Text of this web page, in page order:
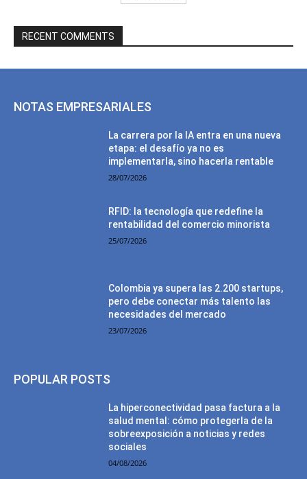
RECENT COMMENTS
NOTAS EMPRESARIALES
La carrera por la IA entra en una nueva
etapa: el desafío ya no es
implementarla, sino hacerla rentable
28/07/2026
RFID: la tecnología que redefine la
rentabilidad del comercio minorista
25/07/2026
Colombia ya supera las 2.200 startups,
pero debe conectar más talento las
necesidades del mercado
23/07/2026
POPULAR POSTS
La hiperconectividad pasa factura a la
salud mental: cómo protegerla de la
sobreexposición a noticias y redes
sociales
04/08/2026